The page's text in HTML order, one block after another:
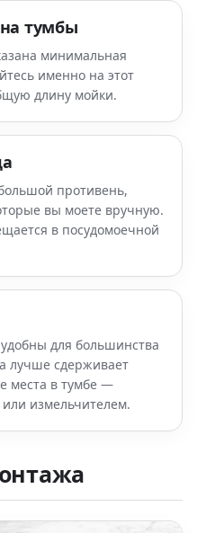
тумбы
минимальная
именно на этот
длину мойки.
противень,
вы моете вручную.
в посудомоечной
для большинства
лучше сдерживает
места в тумбе —
измельчителем.